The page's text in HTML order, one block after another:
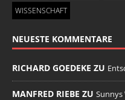
WISSENSCHAFT
NEUESTE KOMMENTARE
RICHARD GOEDEKE ZU
MANFRED RIEBE ZU Sunnys